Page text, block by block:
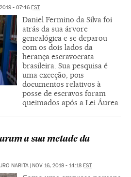
- 07:46 EST
Daniel Fermino da Silva foi
atrás da sua árvore
genealógica e se deparou
com os dois lados da
herança escravocrata
brasileira. Sua pesquisa é
uma exceção, pois
documentos relativos à
posse de escravos foram
queimados após a Lei Áurea
a sua metade da
NARITA | NOV 16, 2019 - 14:18 EST